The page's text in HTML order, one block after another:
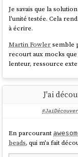
SQLite
Cross-
compilation
Je savais que la
l'unité testée. Cela
à écrire.
Martin Fowlersemble
recourt aux mocks
lenteur, ressource
J'ai
En parcourant
beads, qui m'a fait